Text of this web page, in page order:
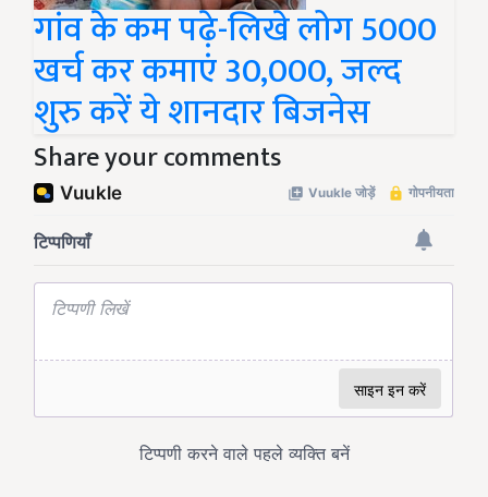
गांव के कम पढ़े-लिखे लोग 5000
खर्च कर कमाएं 30,000, जल्द
शुरु करें ये शानदार बिजनेस
Share your comments